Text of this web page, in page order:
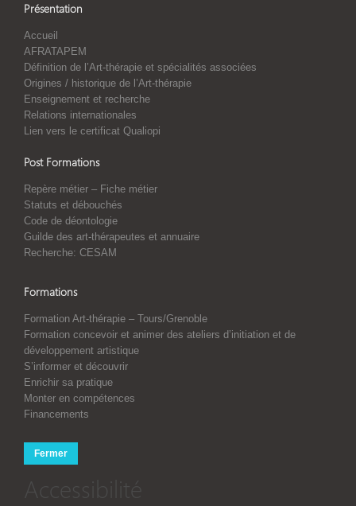
Présentation
Accueil
AFRATAPEM
Définition de l’Art-thérapie et spécialités associées
Origines / historique de l’Art-thérapie
Enseignement et recherche
Relations internationales
Lien vers le certificat Qualiopi
Post Formations
Repère métier – Fiche métier
Statuts et débouchés
Code de déontologie
Guilde des art-thérapeutes et annuaire
Recherche: CESAM
Formations
Formation Art-thérapie – Tours/Grenoble
Formation concevoir et animer des ateliers d’initiation et de
développement artistique
S’informer et découvrir
Enrichir sa pratique
Monter en compétences
Financements
Fermer
Accessibilité